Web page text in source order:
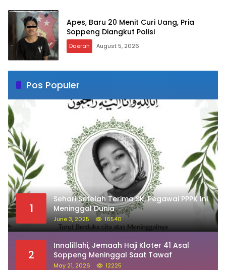
Apes, Baru 20 Menit Curi Uang, Pria
Soppeng Diangkut Polisi
Daerah August 5, 2026
Pos Populer
1
Sehari Setelah Terima SK, Pegawai PPPK Ini
Meninggal Dunia
June 3, 2025 16540
2
Innalillahi, Jemaah Haji Kloter 41 Asal
Soppeng Meninggal Saat Tawaf
May 21, 2026 12225